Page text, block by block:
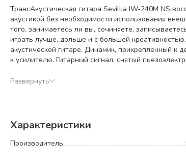
ТрансАкустическая гитара Sevillia IW-240M NS
акустикой без необходимости использования
того, занимаетесь ли вы, сочиняете,
играть лучше, дольше и с большей
акустической гитаре. Динамик, прикрепленный к
к усилителю. Гитарный сигнал, снятый
сигнала позволяет настраивать ревер, дилей,
Развернуть
Характеристики
Производитель